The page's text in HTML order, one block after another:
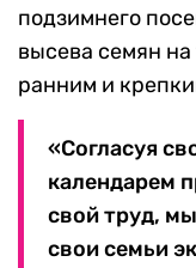
подзимнего
высева семян
ранним и
«Согласуя
календарем
свой труд,
свои семьи